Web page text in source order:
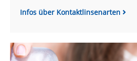
Infos über Kontaktlinsenarten